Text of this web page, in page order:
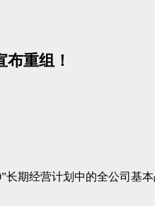
重组！
长期经营计划中的全公司基